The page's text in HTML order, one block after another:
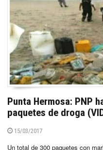
Punta Hermosa: PNP
paquetes de droga
15/03/2017
Un total de 300 paquetes con